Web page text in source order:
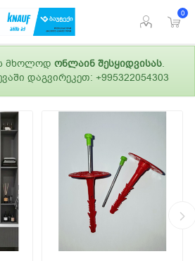
0
მხოლოდ ონლაინ შესყიდვისას.
დაგვირეკეთ: +995322054303